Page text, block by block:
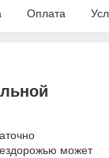
Оплата
может